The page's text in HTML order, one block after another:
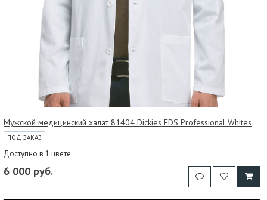
Мужской медицинский халат 81404 Dickies EDS Professional Whites
ПОД ЗАКАЗ
Доступно в 1 цвете
6 000 руб.